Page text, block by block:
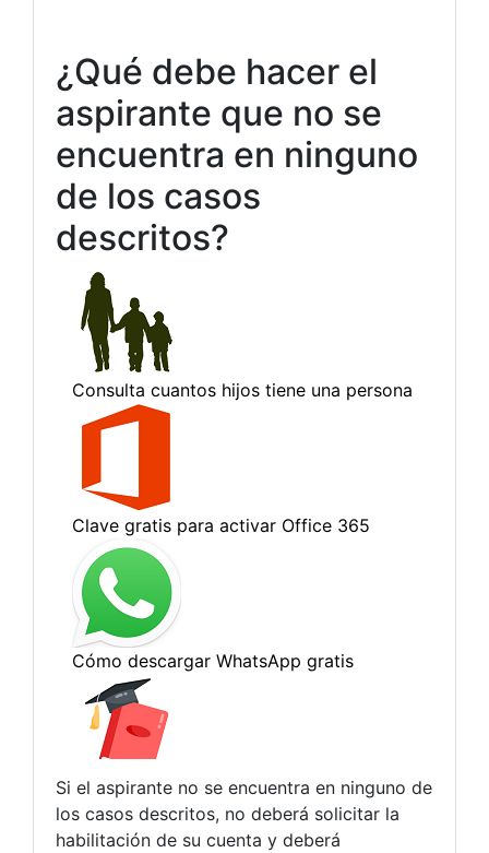
¿Qué debe hacer el
aspirante que no se
encuentra en ninguno
de los casos
descritos?
Si el aspirante no se encuentra en ninguno de
los casos descritos, no deberá solicitar la
habilitación de su cuenta y deberá